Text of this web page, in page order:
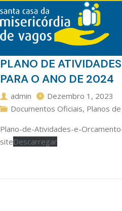
PLANO DE
PARA O ANO DE 2024
admin
Dezembro 1, 2023
Documentos Oficiais, Planos
Plano-de-Atividades-e-
siteDescarregar